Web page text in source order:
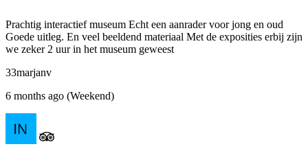
Prachtig interactief museum Echt een aanrader voor jong en oud
Goede uitleg. En veel beeldend materiaal Met de exposities erbij zijn
we zeker 2 uur in het museum geweest
33marjanv
6 months ago (Weekend)